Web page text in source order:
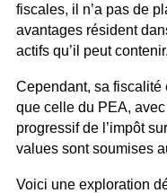
fiscales, il n’a pas de
avantages résident
actifs qu’il peut contenir.
Cependant, sa fiscalité
que celle du PEA,
progressif de l’impôt
values sont soumises
Voici une exploration